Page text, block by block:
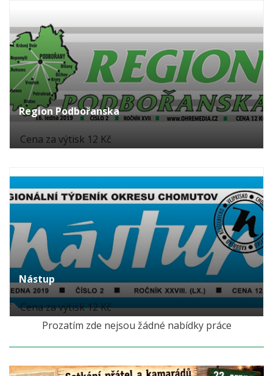
Region Podbořanska
Cena za výtisk 12 Kč
Nástup
Cena za výtisk 12 Kč
Prozatím zde nejsou žádné nabídky práce